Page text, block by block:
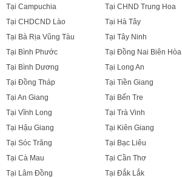
Tại Campuchia
Tại CHND Trung Hoa
Tại CHDCND Lào
Tại Hà Tây
Tại Bà Rịa Vũng Tàu
Tại Tây Ninh
Tại Bình Phước
Tại Đồng Nai Biên Hòa
Tại Bình Dương
Tại Long An
Tại Đồng Tháp
Tại Tiền Giang
Tại An Giang
Tại Bến Tre
Tại Vĩnh Long
Tại Trà Vinh
Tại Hậu Giang
Tại Kiên Giang
Tại Sóc Trăng
Tại Bạc Liêu
Tại Cà Mau
Tại Cần Thơ
Tại Lâm Đồng
Tại Đắk Lắk